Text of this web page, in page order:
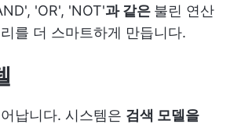
'OR', 'NOT'과 같은 불린 연산
를 더 스마트하게 만듭니다.
납니다. 시스템은 검색 모델을